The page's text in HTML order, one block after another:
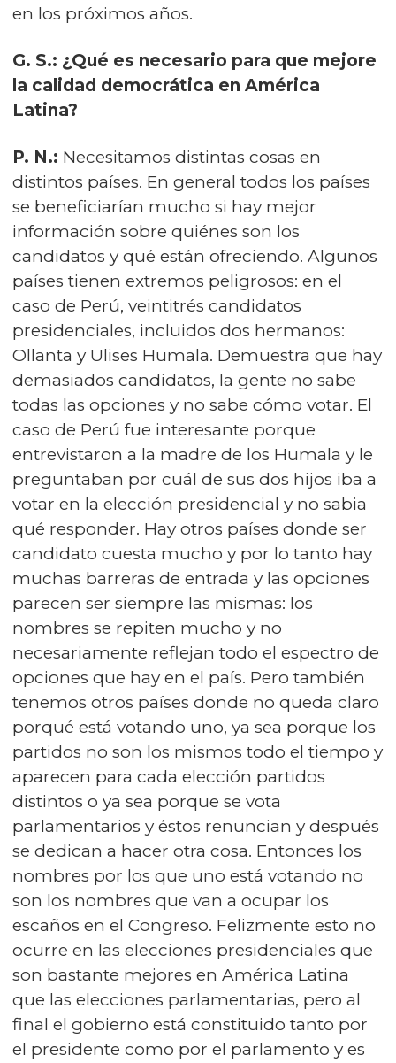
en los próximos años.
G. S.: ¿Qué es necesario para que mejore
la calidad democrática en América
Latina?
P. N.: Necesitamos distintas cosas en
distintos países. En general todos los países
se beneficiarían mucho si hay mejor
información sobre quiénes son los
candidatos y qué están ofreciendo. Algunos
países tienen extremos peligrosos: en el
caso de Perú, veintitrés candidatos
presidenciales, incluidos dos hermanos:
Ollanta y Ulises Humala. Demuestra que hay
demasiados candidatos, la gente no sabe
todas las opciones y no sabe cómo votar. El
caso de Perú fue interesante porque
entrevistaron a la madre de los Humala y le
preguntaban por cuál de sus dos hijos iba a
votar en la elección presidencial y no sabia
qué responder. Hay otros países donde ser
candidato cuesta mucho y por lo tanto hay
muchas barreras de entrada y las opciones
parecen ser siempre las mismas: los
nombres se repiten mucho y no
necesariamente reflejan todo el espectro de
opciones que hay en el país. Pero también
tenemos otros países donde no queda claro
porqué está votando uno, ya sea porque los
partidos no son los mismos todo el tiempo y
aparecen para cada elección partidos
distintos o ya sea porque se vota
parlamentarios y éstos renuncian y después
se dedican a hacer otra cosa. Entonces los
nombres por los que uno está votando no
son los nombres que van a ocupar los
escaños en el Congreso. Felizmente esto no
ocurre en las elecciones presidenciales que
son bastante mejores en América Latina
que las elecciones parlamentarias, pero al
final el gobierno está constituido tanto por
el presidente como por el parlamento y es